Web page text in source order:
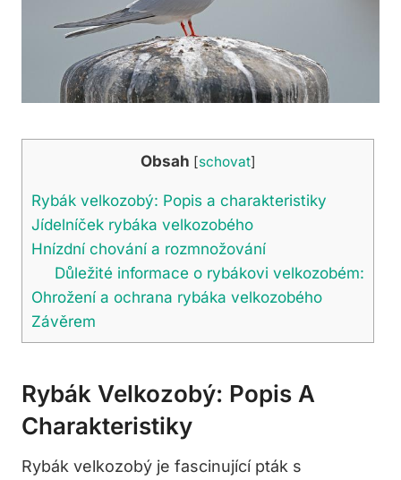
Obsah [schovat]
Rybák velkozobý: Popis a charakteristiky
Jídelníček rybáka velkozobého
Hnízdní chování a rozmnožování
Důležité informace o rybákovi velkozobém:
Ohrožení a ochrana rybáka velkozobého
Závěrem
Rybák Velkozobý: Popis A
Charakteristiky
Rybák velkozobý je fascinující pták s